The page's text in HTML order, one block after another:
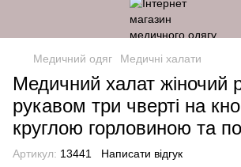
Медичний одяг Медичні халати
Медичний халат жіночий
рукавом три чверті на
круглою горловиною та
Артикул: 13441 Написати відгук